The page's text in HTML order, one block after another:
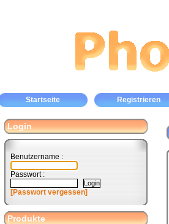
Startseite Registrieren
Login
Benutzername :
Passwort :
[Passwort vergessen]
Produkte